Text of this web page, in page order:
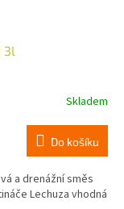
3l
Skladem
Do košíku
a drenážní směs
Lechuza vhodná